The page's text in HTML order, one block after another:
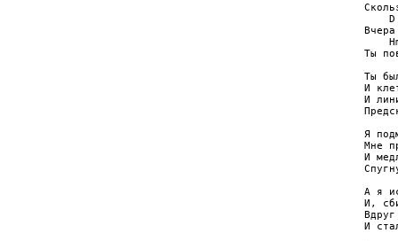
D
Ты
Ты
И
И
Я
Мне
И
А я
И,
И